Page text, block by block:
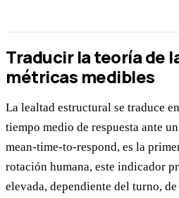
Traducir la teoría de
métricas medibles
La lealtad estructural se traduce
tiempo medio de respuesta ante
mean-time-to-respond, es la
rotación humana, este indicador
elevada, dependiente del turno,